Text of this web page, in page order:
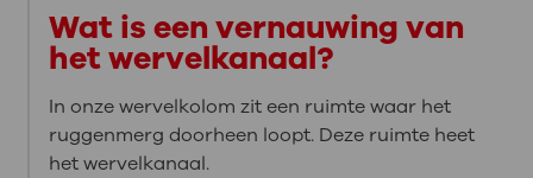
Wat is een vernauwing van
het wervelkanaal?
In onze wervelkolom zit een ruimte waar het
ruggenmerg doorheen loopt. Deze ruimte heet
het wervelkanaal.